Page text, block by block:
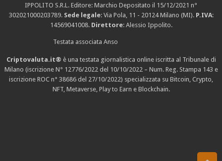
IPPOLITO S.R.L. Editore: Marchio Depositato il 15/12/2021 n°
302021000203789. Sede legale: Via Pola, 11 - 20124 Milano (MI). P.IVA:
14569041008. Direttore: Alessio Ippolito.
Testata associata Anso
Criptovaluta.it® è una testata giornalistica online iscritta al Tribunale di
Milano (iscrizione N° 12776/2022 del 10/10/2022 – Num. Reg. Stampa 143 e
iscrizione ROC n° 38686 del 27/10/2022) specializzata su Bitcoin, Crypto,
NFT, Metaverse, Play to Earn e Blockchain.